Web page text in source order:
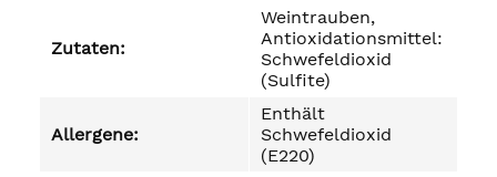
Zutaten:
Weintrauben,
Antioxidationsmittel:
Schwefeldioxid
(Sulfite)
Allergene:
Enthält
Schwefeldioxid
(E220)